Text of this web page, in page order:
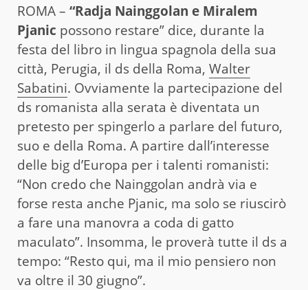
ROMA – “Radja Nainggolan e Miralem
Pjanic possono restare” dice, durante la
festa del libro in lingua spagnola della sua
città, Perugia, il ds della Roma, Walter
Sabatini. Ovviamente la partecipazione del
ds romanista alla serata è diventata un
pretesto per spingerlo a parlare del futuro,
suo e della Roma. A partire dall’interesse
delle big d’Europa per i talenti romanisti:
“Non credo che Nainggolan andrà via e
forse resta anche Pjanic, ma solo se riuscirò
a fare una manovra a coda di gatto
maculato”. Insomma, le proverà tutte il ds a
tempo: “Resto qui, ma il mio pensiero non
va oltre il 30 giugno”.